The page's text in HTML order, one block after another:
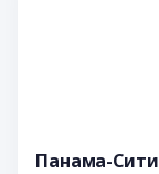
Панама-